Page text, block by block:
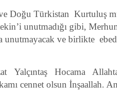
Doğu Türkistan Kurtuluş
unutmadığı gibi,
unutmayacak ve birlikte
Yalçıntaş Hocama
cennet olsun İnşaallah.